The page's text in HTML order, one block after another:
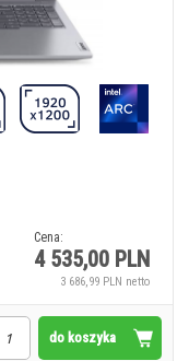
Cena:
4 535,00 PLN
3 686,99 PLN netto
do koszyka